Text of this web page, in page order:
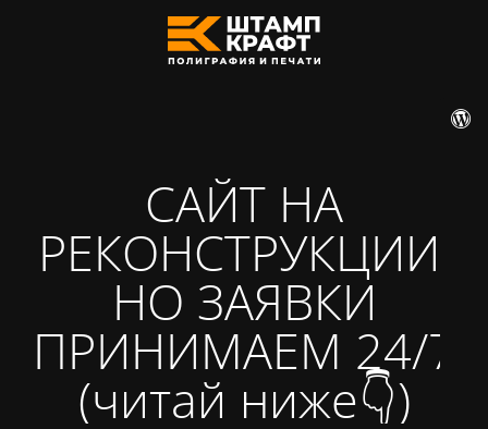
САЙТ НА
РЕКОНСТРУКЦИИ,
НО ЗАЯВКИ
ПРИНИМАЕМ 24/7
(читай ниже👇)